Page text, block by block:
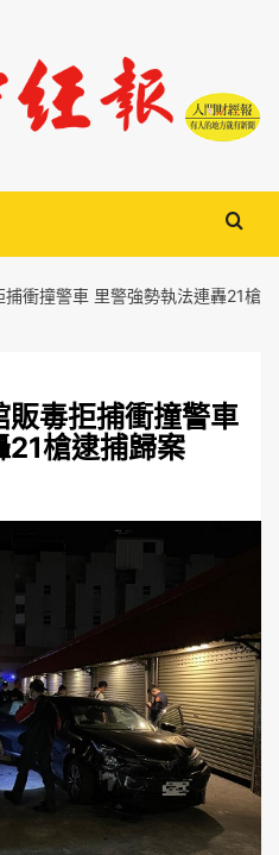
衝撞警車 里警強勢執法連轟21槍
毒拒捕衝撞警車
21槍逮捕歸案